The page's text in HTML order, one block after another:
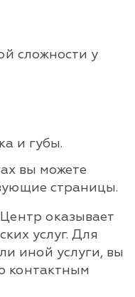
сложности у
и губы.
вы можете
страницы.
оказывает
услуг. Для
иной услуги, вы
контактным